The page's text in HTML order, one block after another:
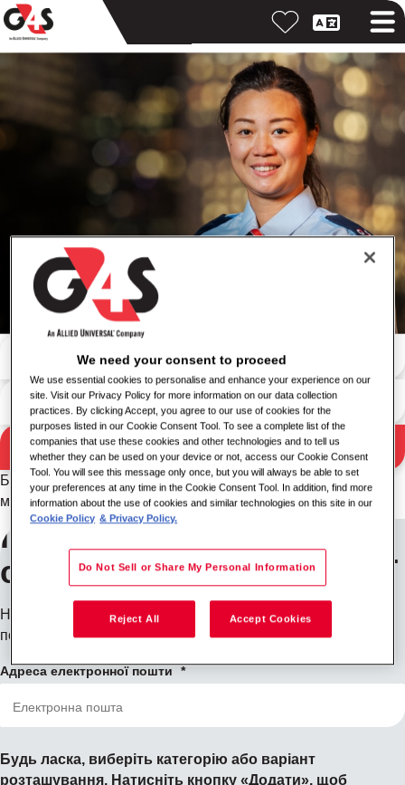
Результати пошуку
Пошук за місцем розташування
Пошук
Будь ласка, спробуйте іншу комбінацію ключових слів/
місцезнаходження або розширте критерії пошуку.
Підпишіться на
сповіщення про вакансії
Не бачите того, що шукаєте? Зареєструйтесь, і ми
повідомимо вас, коли з'являться вакансії.
Адреса електронної пошти
Будь ласка, виберіть категорію або варіант
розташування. Натисніть кнопку «Додати», щоб
We need your consent to proceed
We use essential cookies to personalise and enhance your experience on our
site. Visit our Privacy Policy for more information on our data collection
practices. By clicking Accept, you agree to our use of cookies for the
purposes listed in our Cookie Consent Tool. To see a complete list of the
companies that use these cookies and other technologies and to tell us
whether they can be used on your device or not, access our Cookie Consent
Tool. You will see this message only once, but you will always be able to set
your preferences at any time in the Cookie Consent Tool. In addition, find more
information about the use of cookies and similar technologies on this site in our
Cookie Policy & Privacy Policy.
Do Not Sell or Share My Personal Information
Reject All Accept Cookies